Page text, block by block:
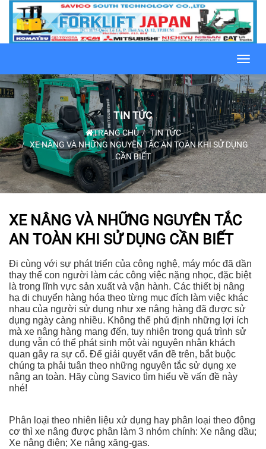
TIN TỨC
TRANG CHỦ
TIN TỨC
XE NÂNG VÀ NHỮNG NGUYÊN TẮC AN TOÀN KHI SỬ DỤNG
CẦN BIẾT
XE NÂNG VÀ NHỮNG NGUYÊN TẮC
AN TOÀN KHI SỬ DỤNG CẦN BIẾT
Đi cùng với sự phát triển của công nghệ, máy móc đã dần
thay thế con người làm các công việc nặng nhọc, đặc biệt
là trong lĩnh vực sản xuất và vận hành. Các thiết bị nâng
hạ di chuyển hàng hóa theo từng mục đích làm việc khác
nhau của người sử dụng như xe nâng hàng đã được sử
dụng ngày càng nhiều. Không thể phủ định những lợi ích
mà xe nâng hàng mang đến, tuy nhiên trong quá trình sử
dụng vẫn có thể phát sinh một vài nguyên nhân khách
quan gây ra sự cố. Để giải quyết vấn đề trên, bắt buộc
chúng ta phải tuân theo những nguyên tắc sử dụng xe
nâng an toàn. Hãy cùng Savico tìm hiểu về vấn đề này
nhé!
Phân loại theo nhiên liệu xử dụng hay phân loại theo động
cơ thì xe nâng được phân làm 3 nhóm chính: Xe nâng dầu;
Xe nâng điện; Xe nâng xăng-gas.